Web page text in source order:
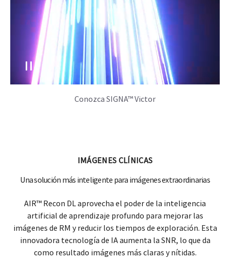
Conozca SIGNA™ Victor
IMÁGENES CLÍNICAS
Una solución más inteligente para imágenes extraordinarias
AIR™ Recon DL aprovecha el poder de la inteligencia
artificial de aprendizaje profundo para mejorar las
imágenes de RM y reducir los tiempos de exploración. Esta
innovadora tecnología de IA aumenta la SNR, lo que da
como resultado imágenes más claras y nítidas.